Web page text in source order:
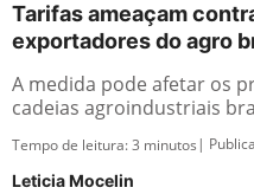
Tarifas ameaçam
exportadores do agro
A medida pode afetar os
cadeias agroindustriais
Tempo de leitura:3 minutos |
Leticia Mocelin